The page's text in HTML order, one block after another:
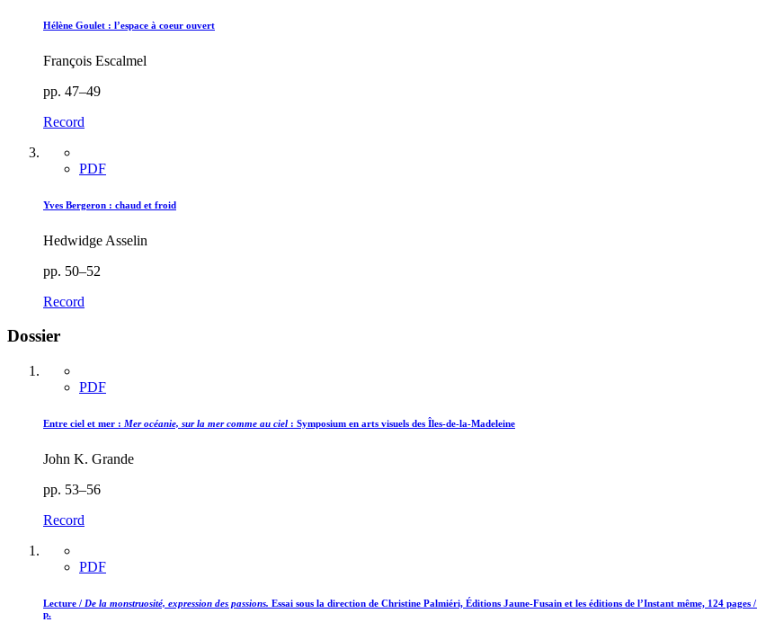
Hélène Goulet : l’espace à coeur ouvert
François Escalmel
pp. 47–49
Record
PDF
Yves Bergeron : chaud et froid
Hedwidge Asselin
pp. 50–52
Record
Dossier
PDF
Entre ciel et mer : Mer océanie, sur la mer comme au ciel : Symposium en arts visuels des Îles-de-la-Madeleine
John K. Grande
pp. 53–56
Record
PDF
Lecture / De la monstruosité, expression des passions. Essai sous la direction de Christine Palmiéri, Éditions Jaune-Fusain et les éditions de l’Instant même, 124 pages /
p.